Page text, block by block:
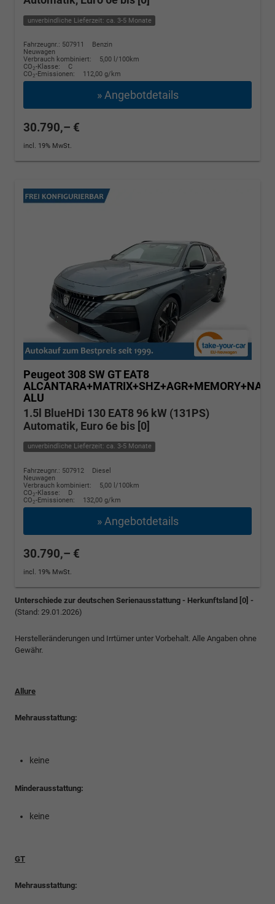
unverbindliche Lieferzeit: ca. 3-5 Monate
Fahrzeugnr.: 507911
Benzin
Neuwagen
Verbrauch kombiniert:
5,00 l/100km
CO2-Klasse:
C
CO2-Emissionen: 112,00 g/km
» Angebotdetails
30.790,– €
incl. 19% MwSt.
Peugeot 308 SW GT EAT8
ALU
1.5l BlueHDi 130 EAT8 96 kW (131PS)
Automatik, Euro 6e bis [0]
unverbindliche Lieferzeit: ca. 3-5 Monate
Fahrzeugnr.: 507912
Diesel
Neuwagen
Verbrauch kombiniert:
5,00 l/100km
CO2-Klasse:
D
CO2-Emissionen: 132,00 g/km
» Angebotdetails
30.790,– €
incl. 19% MwSt.
Unterschiede zur deutschen Serienausstattung - Herkunftsland [0] -
(Stand: 29.01.2026)
Herstelleränderungen und Irrtümer unter Vorbehalt. Alle Angaben ohne
Gewähr.
Allure
Mehrausstattung:
keine
Minderausstattung:
keine
GT
Mehrausstattung: